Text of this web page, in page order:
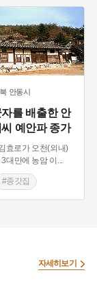
#온달
물관
표묘역 #용인
일투쟁
안동시
를 배출한 안
예안파 종가
효로가 오천(외내)
대만에 농암 이
#종갓집
을이야기 조선시
자세히보기